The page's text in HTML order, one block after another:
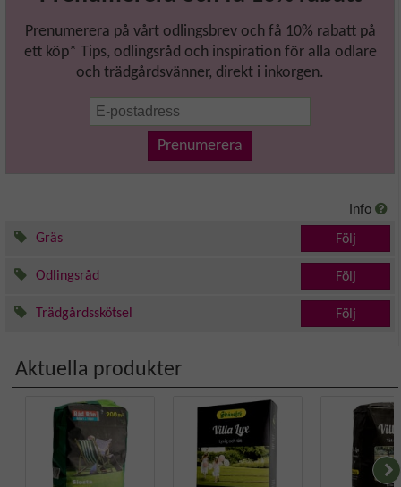
Prenumerera på vårt odlingsbrev och få 10% rabatt på
ett köp* Tips, odlingsråd och inspiration för alla odlare
och trädgårdsvänner, direkt i inkorgen.
Prenumerera
Info
Gräs
Följ
Odlingsråd Följ
Trädgårdsskötsel Följ
Aktuella produkter